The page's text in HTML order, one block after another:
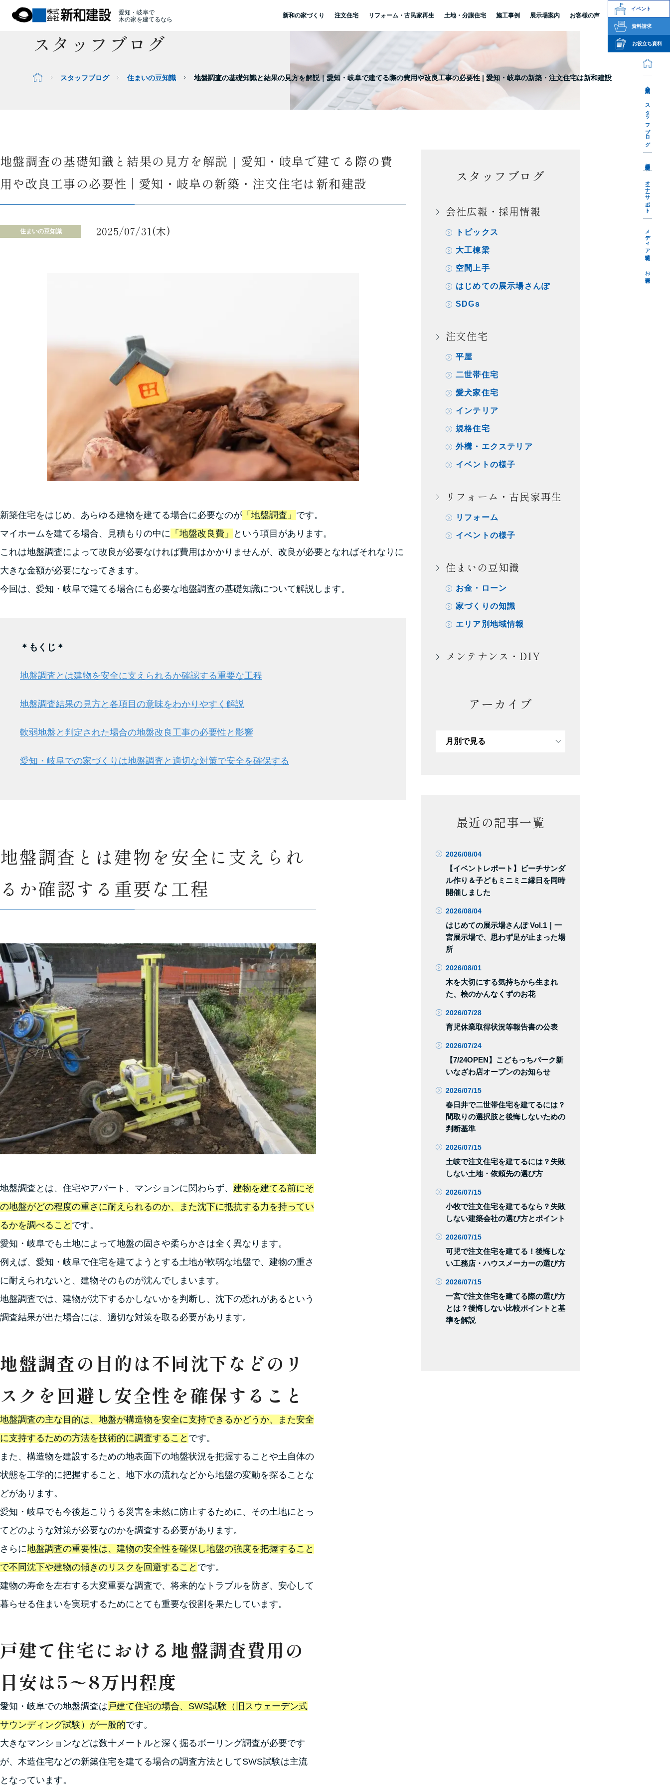
愛知・岐阜で
木の家を建てるなら
新和の家づくり 注文住宅 リフォーム・古民家再生 土地・分譲住宅 施工事例 展示場案内 お客様の声
イベント
資料請求
お役立ち資料
スタッフブログ
オーナーサポート
メディア情報
お問合せ
スタッフブログ
スタッフブログ 住まいの豆知識 地盤調査の基礎知識と結果の見方を解説｜愛知・岐阜で建てる際の費用や改良工事の必要性 | 愛知・岐阜の新築・注文住宅は新和建設
地盤調査の基礎知識と結果の見方を解説｜愛知・岐阜で建てる際の費
用や改良工事の必要性 | 愛知・岐阜の新築・注文住宅は新和建設
住まいの豆知識 2025/07/31(木)
新築住宅をはじめ、あらゆる建物を建てる場合に必要なのが 「地盤調査」 です。
マイホームを建てる場合、見積もりの中に 「地盤改良費」
という項目があります。
これは地盤調査によって改良が必要なければ費用はかかりませんが、改良が必要となればそれなりに
大きな金額が必要になってきます。
今回は、愛知・岐阜で建てる場合にも必要な地盤調査の基礎知識について解説します。
＊もくじ＊
地盤調査とは建物を安全に支えられるか確認する重要な工程
地盤調査結果の見方と各項目の意味をわかりやすく解説
軟弱地盤と判定された場合の地盤改良工事の必要性と影響
愛知・岐阜での家づくりは地盤調査と適切な対策で安全を確保する
地盤調査とは建物を安全に支えられ
るか確認する重要な工程
地盤調査とは、住宅やアパート、マンションに関わらず、 建物を建てる前にそ
の地盤がどの程度の重さに耐えられるのか、また沈下に抵抗する力を持ってい
るかを調べること です。
愛知・岐阜でも土地によって地盤の固さや柔らかさは全く異なります。
例えば、愛知・岐阜で住宅を建てようとする土地が軟弱な地盤で、建物の重さ
に耐えられないと、建物そのものが沈んでしまいます。
地盤調査では、建物が沈下するかしないかを判断し、沈下の恐れがあるという
調査結果が出た場合には、適切な対策を取る必要があります。
地盤調査の目的は不同沈下などのリ
スクを回避し安全性を確保すること
地盤調査の主な目的は、地盤が構造物を安全に支持できるかどうか、また安全
に支持するための方法を技術的に調査すること です。
また、構造物を建設するための地表面下の地盤状況を把握することや土自体の
状態を工学的に把握すること、地下水の流れなどから地盤の変動を探ることな
どがあります。
愛知・岐阜でも今後起こりうる災害を未然に防止するために、その土地にとっ
てどのような対策が必要なのかを調査する必要があります。
さらに地盤調査の重要性は、建物の安全性を確保し地盤の強度を把握すること
で不同沈下や建物の傾きのリスクを回避すること です。
建物の寿命を左右する大変重要な調査で、将来的なトラブルを防ぎ、安心して
暮らせる住まいを実現するためにとても重要な役割を果たしています。
戸建て住宅における地盤調査費用の
目安は5〜8万円程度
愛知・岐阜での地盤調査は 戸建て住宅の場合、SWS試験（旧スウェーデン式
サウンディング試験）が一般的です。
大きなマンションなどは数十メートルと深く掘るボーリング調査が必要です
が、木造住宅などの新築住宅を建てる場合の調査方法としてSWS試験は主流
となっています。
スタッフブログ
会社広報・採用情報
トピックス
大工棟梁
空間上手
はじめての展示場さんぽ
SDGs
注文住宅
平屋
二世帯住宅
愛犬家住宅
インテリア
規格住宅
外構・エクステリア
イベントの様子
リフォーム・古民家再生
リフォーム
イベントの様子
住まいの豆知識
お金・ローン
家づくりの知識
エリア別地域情報
メンテナンス・DIY
アーカイブ
最近の記事一覧
2026/08/04
【イベントレポート】ビーチサンダ
ル作り＆子どもミニミニ縁日を同時
開催しました
2026/08/04
はじめての展示場さんぽ Vol.1｜一
宮展示場で、思わず足が止まった場
所
2026/08/01
木を大切にする気持ちから生まれ
た、桧のかんなくずのお花
2026/07/28
育児休業取得状況等報告書の公表
2026/07/24
【7/24OPEN】こどもっちパーク新
いなざわ店オープンのお知らせ
2026/07/15
春日井で二世帯住宅を建てるには？
間取りの選択肢と後悔しないための
判断基準
2026/07/15
土岐で注文住宅を建てるには？失敗
しない土地・依頼先の選び方
2026/07/15
小牧で注文住宅を建てるなら？失敗
しない建築会社の選び方とポイント
2026/07/15
可児で注文住宅を建てる！後悔しな
い工務店・ハウスメーカーの選び方
2026/07/15
一宮で注文住宅を建てる際の選び方
とは？後悔しない比較ポイントと基
準を解説